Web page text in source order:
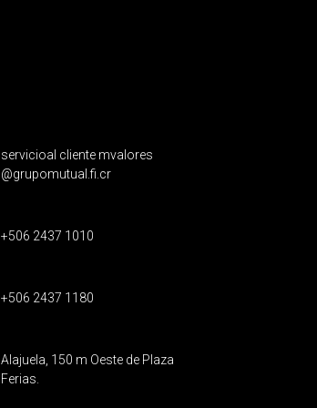
servicioal cliente mvalores
@grupomutual.fi.cr
+506 2437 1010
+506 2437 1180
Alajuela, 150 m Oeste de Plaza
Ferias.